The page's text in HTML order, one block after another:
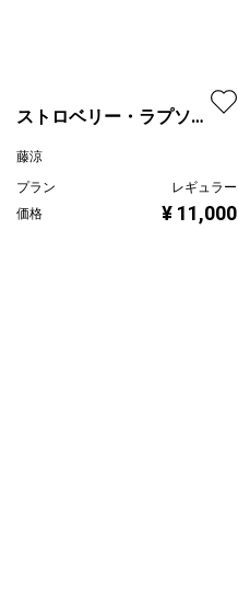
ストロベリー・ラプソデ
藤涼
プラン
レギュラー
価格
¥ 11,000